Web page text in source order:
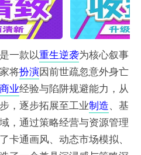
一款以重生逆袭为核心叙事
将扮演因前世疏忽意外身亡
商业经验与陷阱规避能力，从
，逐步拓展至工业制造、基
，通过策略经营与资源管理
卡通画风、动态市场模拟、